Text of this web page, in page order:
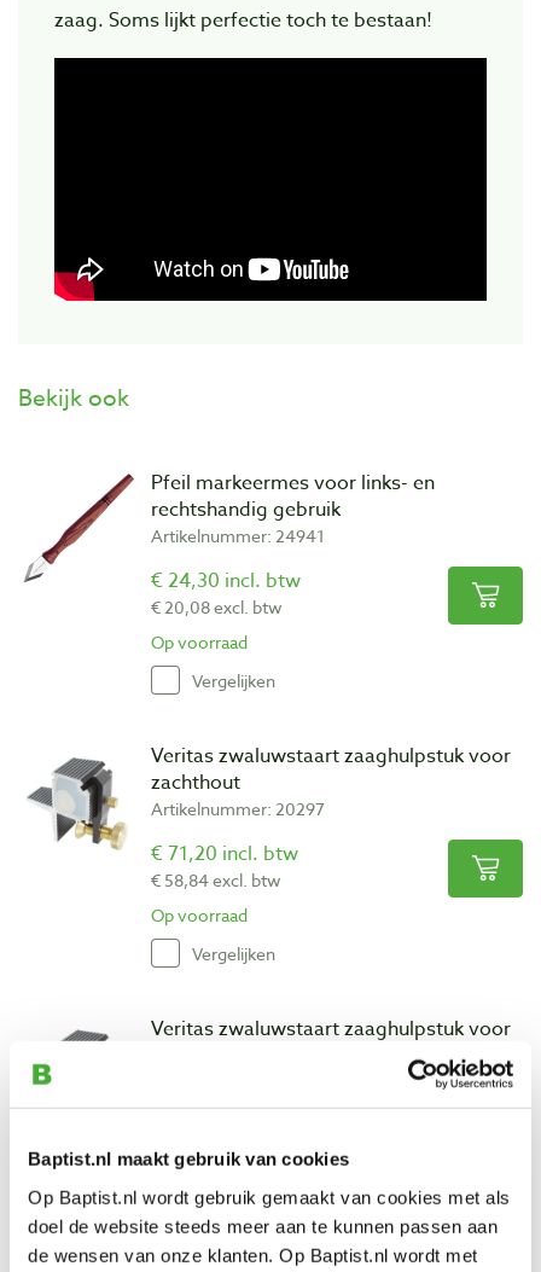
Baptist.nl maakt gebruik van cookies
Op Baptist.nl wordt gebruik gemaakt van cookies met als
doel de website steeds meer aan te kunnen passen aan
de wensen van onze klanten. Op Baptist.nl wordt met
zaag. Soms lijkt perfectie toch te bestaan!
Bekijk ook
Pfeil markeermes voor links- en
rechtshandig gebruik
Artikelnummer: 24941
€ 24,30 incl. btw
€ 20,08 excl. btw
Op voorraad
Vergelijken
Veritas zwaluwstaart zaaghulpstuk voor
zachthout
Artikelnummer: 20297
€ 71,20 incl. btw
€ 58,84 excl. btw
Op voorraad
Vergelijken
Veritas zwaluwstaart zaaghulpstuk voor
€ 58,84 excl. btw
Op voorraad
Vergelijken